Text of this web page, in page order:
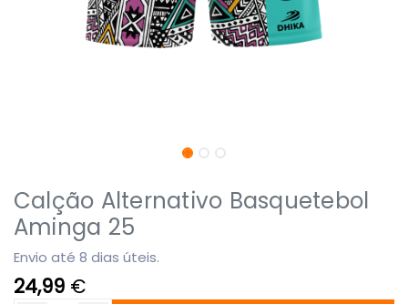
Calção Alternativo Basquetebol
Aminga 25
Envio até 8 dias úteis.
24,99 €